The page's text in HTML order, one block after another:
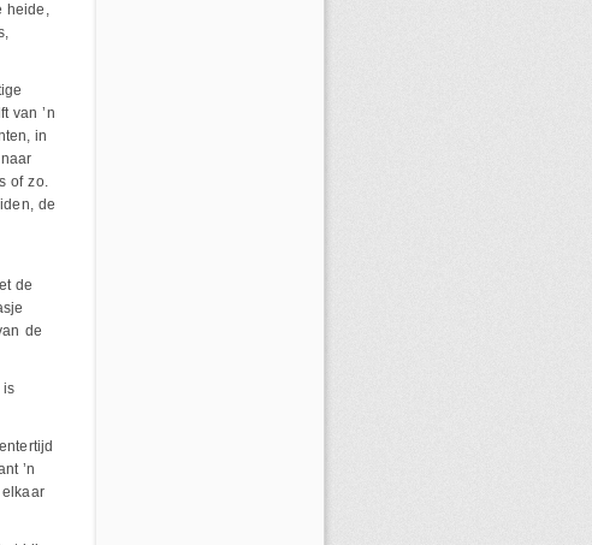
heide,
van ’n
in
of zo.
de
de
de
is
’n